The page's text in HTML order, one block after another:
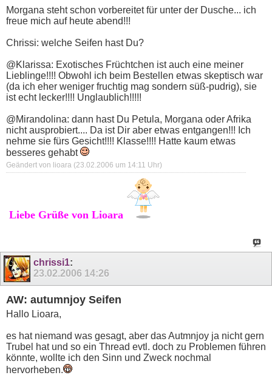
Morgana steht schon vorbereitet für unter der Dusche... ich
freue mich auf heute abend!!!
Chrissi: welche Seifen hast Du?
@Klarissa: Exotisches Früchtchen ist auch eine meiner
Lieblinge!!!! Obwohl ich beim Bestellen etwas skeptisch war
(da ich eher weniger fruchtig mag sondern süß-pudrig), sie
ist echt lecker!!!! Unglaublich!!!!!
@Mirandolina: dann hast Du Petula, Morgana oder Afrika
nicht ausprobiert.... Da ist Dir aber etwas entgangen!!! Ich
nehme sie fürs Gesicht!!!! Klasse!!!! Hatte kaum etwas
besseres gehabt
Geändert von lioara (23.02.2006 um 14:11 Uhr)
Liebe Grüße von Lioara
chrissi1:
23.02.2006 14:26
AW: autumnjoy Seifen
Hallo Lioara,
es hat niemand was gesagt, aber das Autmnjoy ja nicht gern
Trubel hat und so ein Thread evtl. doch zu Problemen führen
könnte, wollte ich den Sinn und Zweck nochmal
hervorheben.